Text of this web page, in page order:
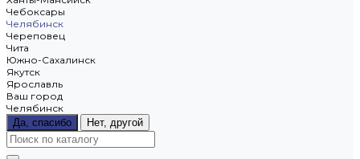
Чебоксары
Челябинск
Череповец
Чита
Южно-Сахалинск
Якутск
Ярославль
Ваш город
Челябинск
Да, спасибо
Нет, другой